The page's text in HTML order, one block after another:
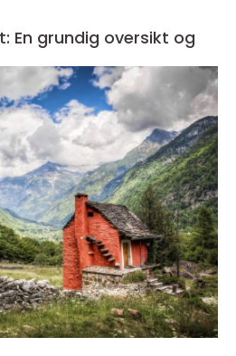
En grundig oversikt og